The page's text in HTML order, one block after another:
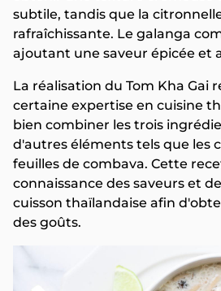
subtile, tandis que la
rafraîchissante. Le galanga
ajoutant une saveur épicée et
La réalisation du Tom Kha Gai
certaine expertise en cuisine
bien combiner les trois
d'autres éléments tels que les
feuilles de combava. Cette
connaissance des saveurs et
cuisson thaïlandaise afin
des goûts.